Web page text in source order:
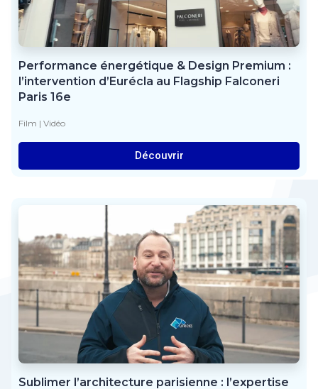
Performance énergétique & Design Premium :
l’intervention d’Eurécla au Flagship Falconeri
Paris 16e
Film | Vidéo
Découvrir
Sublimer l’architecture parisienne : l’expertise